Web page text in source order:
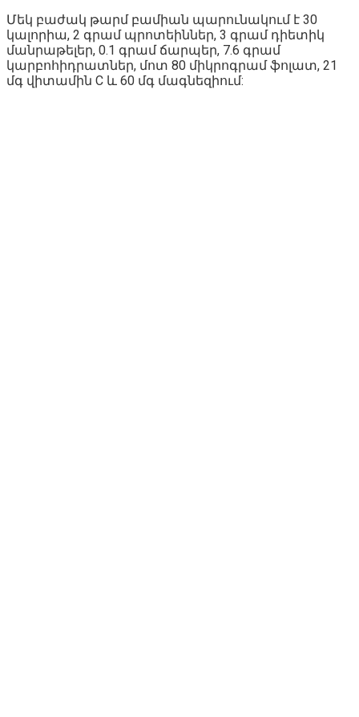
Մեկ բաժակ թարմ բամիան պարունակում է 30
կալորիա, 2 գրամ պրոտեիններ, 3 գրամ դիետիկ
մանրաթելեր, 0.1 գրամ ճարպեր, 7.6 գրամ
կարբոհիդրատներ, մոտ 80 միկրոգրամ ֆոլատ, 21
մգ վիտամին C և 60 մգ մագնեզիում: